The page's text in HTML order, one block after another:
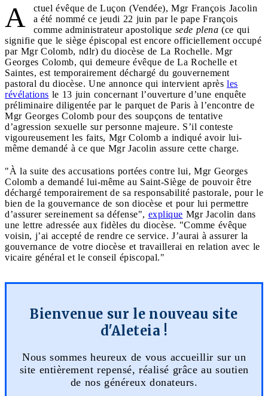
A
ctuel évêque de Luçon (Vendée), Mgr François Jacolin
a été nommé ce jeudi 22 juin par le pape François
comme administrateur apostolique sede plena (ce qui
signifie que le siège épiscopal est encore officiellement occupé
par Mgr Colomb, ndlr) du diocèse de La Rochelle. Mgr
Georges Colomb, qui demeure évêque de La Rochelle et
Saintes, est temporairement déchargé du gouvernement
pastoral du diocèse. Une annonce qui intervient après les
révélations le 13 juin concernant l’ouverture d’une enquête
préliminaire diligentée par le parquet de Paris à l’encontre de
Mgr Georges Colomb pour des soupçons de tentative
d’agression sexuelle sur personne majeure. S’il conteste
vigoureusement les faits, Mgr Colomb a indiqué avoir lui-
même demandé à ce que Mgr Jacolin assure cette charge.
"À la suite des accusations portées contre lui, Mgr Georges
Colomb a demandé lui-même au Saint-Siège de pouvoir être
déchargé temporairement de sa responsabilité pastorale, pour le
bien de la gouvernance de son diocèse et pour lui permettre
d’assurer sereinement sa défense", explique Mgr Jacolin dans
une lettre adressée aux fidèles du diocèse. "Comme évêque
voisin, j’ai accepté de rendre ce service. J’aurai à assurer la
gouvernance de votre diocèse et travaillerai en relation avec le
vicaire général et le conseil épiscopal."
Bienvenue sur le nouveau site
d'Aleteia !
Nous sommes heureux de vous accueillir sur un
site entièrement repensé, réalisé grâce au soutien
de nos généreux donateurs.